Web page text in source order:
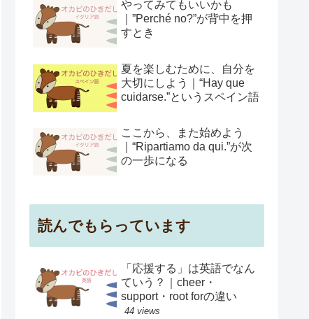
やってみてもいいかも
｜”Perché no?”が背中を押
すとき
夏を楽しむために、自分を
大切にしよう｜“Hay que
cuidarse.”というスペイン語
ここから、また始めよう
｜“Ripartiamo da qui.”が次
の一歩になる
読んでもらっています
「応援する」は英語でなん
ていう？｜cheer・
support・root forの違い
44 views